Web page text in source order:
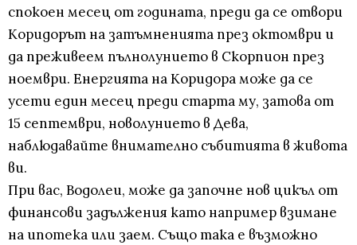
спокоен месец от годината, преди да се отвори
Коридорът на затъмненията през октомври и
да преживеем пълнолунието в Скорпион през
ноември. Енергията на Коридора може да се
усети един месец преди старта му, затова от
15 септември, новолунието в Дева,
наблюдавайте внимателно събитията в живота
ви.
При вас, Водолеи, може да започне нов цикъл от
финансови задължения като например взимане
на ипотека или заем. Също така е възможно